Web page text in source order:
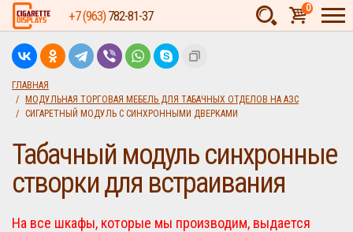
+7 (963)782-81-37 0
руб.
ГЛАВНАЯ
МОДУЛЬНАЯ ТОРГОВАЯ МЕБЕЛЬ ДЛЯ ТАБАЧНЫХ ОТДЕЛОВ НА АЗС
СИГАРЕТНЫЙ МОДУЛЬ С СИНХРОННЫМИ ДВЕРКАМИ
Табачный модуль синхронные
створки для встраивания
На все шкафы, которые мы производим, выдается